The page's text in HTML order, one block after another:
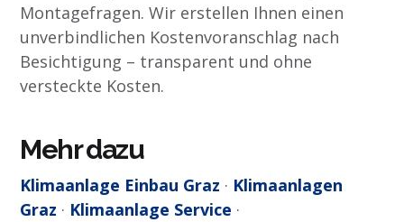
Montagefragen. Wir erstellen Ihnen einen
unverbindlichen Kostenvoranschlag nach
Besichtigung – transparent und ohne
versteckte Kosten.
Mehr dazu
Klimaanlage Einbau Graz · Klimaanlagen
Graz · Klimaanlage Service ·